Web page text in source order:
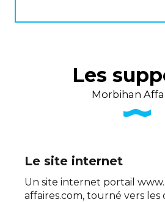
Les
Morbihan
Le site internet
Un site internet portail
affaires.com, tourné vers les